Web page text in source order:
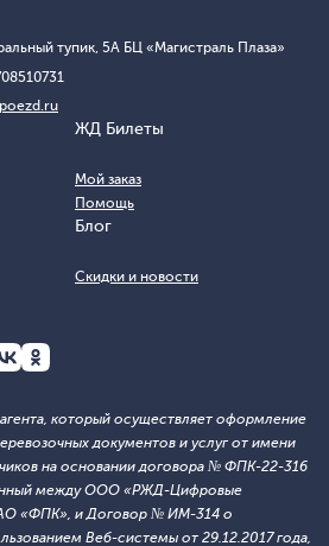
тупик, 5А БЦ «Магистраль Плаза»
ЖД Билеты
Мой заказ
Помощь
Блог
Скидки и новости
который осуществляет оформление
документов и услуг от имени
на основании договора № ФПК-22-316
между ООО «РЖД-Цифровые
«ФПК», и Договор № ИМ-314 о
Веб-системы от 29.12.2017 года,